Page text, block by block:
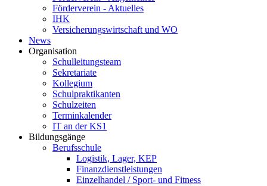
Förderverein - Aktuelles
IHK
Versicherungswirtschaft und WO
News
Organisation
Schulleitungsteam
Sekretariate
Kollegium
Schulpraktikanten
Schulzeiten
Terminkalender
IT an der KS1
Bildungsgänge
Berufsschule
Logistik, Lager, KEP
Finanzdienstleistungen
Einzelhandel / Sport- und Fitness